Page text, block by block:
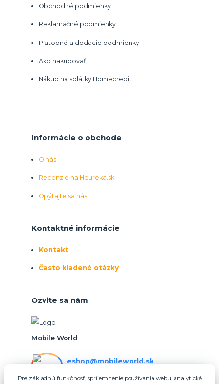
Obchodné podmienky
Reklamačné podmienky
Platobné a dodacie podmienky
Ako nakupovať
Nákup na splátky Homecredit
Informácie o obchode
O nás
Recenzie na Heureka.sk
Opýtajte sa nás
Kontaktné informácie
Kontakt
Často kladené otázky
Ozvite sa nám
Mobile World
eshop@mobileworld.sk
Pre základnú funkčnosť, spríjemnenie používania webu, analytické